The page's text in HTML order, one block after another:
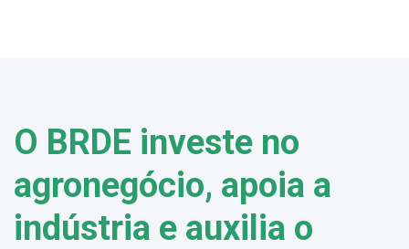
O BRDE investe no
agronegócio, apoia a
indústria e auxilia o